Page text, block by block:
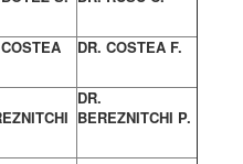
ŞI IMAGISTICĂ
(TBC)
DR. COSTEA F.
DR.
BEREZNITCHI P.